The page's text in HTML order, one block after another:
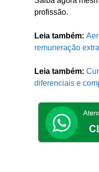
profissão.
Leia também:
remuneração
Leia também:
diferenciais e